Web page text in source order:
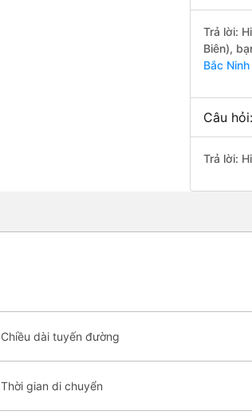
Trả lời:
Biên),
Bắc
Câu
Trả lời:
Chiều dài tuyến đường
Thời gian di chuyển